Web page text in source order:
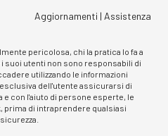
Aggiornamenti | Assistenza
pericolosa, chi la pratica lo fa a
suoi utenti non sono responsabili di
utilizzando le informazioni
dell'utente assicurarsi di
con l'aiuto di persone esperte, le
prima di intraprendere qualsiasi